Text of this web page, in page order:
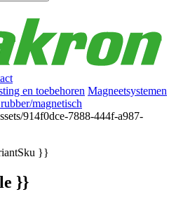
en toebehoren Magneetsystemen
magnetisch
}}
}}